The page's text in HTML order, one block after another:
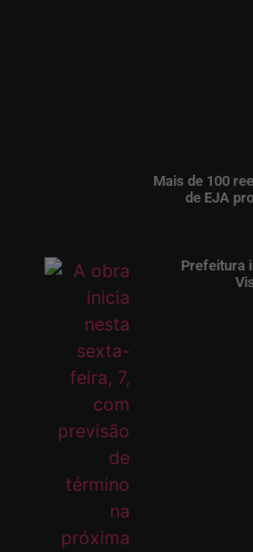
Mais de 100
de EJA
Prefeitura